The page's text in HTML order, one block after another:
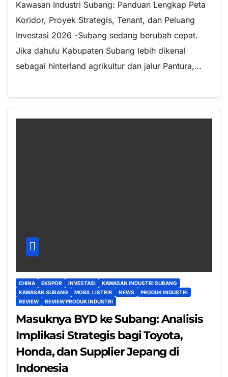
Kawasan Industri Subang: Panduan Lengkap Peta
Koridor, Proyek Strategis, Tenant, dan Peluang
Investasi 2026 -Subang sedang berubah cepat.
Jika dahulu Kabupaten Subang lebih dikenal
sebagai hinterland agrikultur dan jalur Pantura,…
CHINA EKSPOR INVESTASI
KAWASAN INDUSTRI SUBANG
KAWASAN SUBANG
MOBIL LISTRIK NEWS
PRODUK INDUSTRI
REVIEW
REVIEW PRODUK INDUSTRI
Masuknya BYD ke Subang: Analisis
Implikasi Strategis bagi Toyota,
Honda, dan Supplier Jepang di
Indonesia